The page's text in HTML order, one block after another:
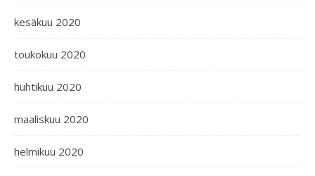
kesäkuu 2020
toukokuu 2020
huhtikuu 2020
maaliskuu 2020
helmikuu 2020